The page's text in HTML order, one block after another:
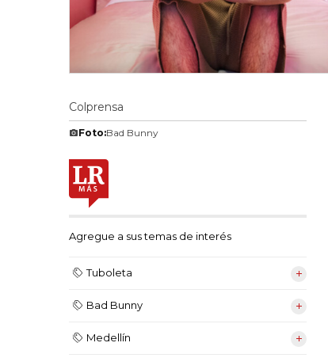
Colprensa
Foto:Bad Bunny
Agregue a sus temas de interés
Tuboleta
Bad Bunny
Medellín